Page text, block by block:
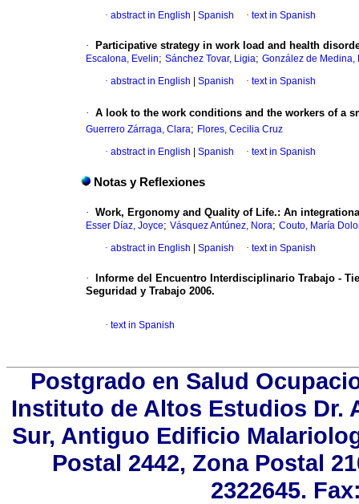
· abstract in English Spanish · text in Spanish
· Participative strategy in work load and health
Escalona, Evelin; Sánchez Tovar, Ligia; González de Medina,
· abstract in English Spanish · text in Spanish
· A look to the work conditions and the workers of a
Guerrero Zárraga, Clara; Flores, Cecilia Cruz
· abstract in English Spanish · text in Spanish
Notas y Reflexiones
· Work, Ergonomy and Quality of Life.: An
Esser Díaz, Joyce; Vásquez Antúnez, Nora; Couto, María
· abstract in English Spanish · text in Spanish
·
Informe del Encuentro Interdisciplinario Trabajo -
Seguridad y Trabajo 2006.
· text in Spanish
Postgrado en Salud
Instituto de Altos Estudios Dr.
Sur, Antiguo Edificio
Postal 2442, Zona Postal
2322645.